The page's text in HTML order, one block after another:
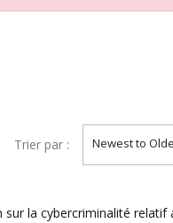
Trier par : Newest to
la cybercriminalité relatif